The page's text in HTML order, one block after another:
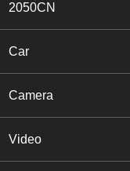
2050CN
Car
Camera
Video